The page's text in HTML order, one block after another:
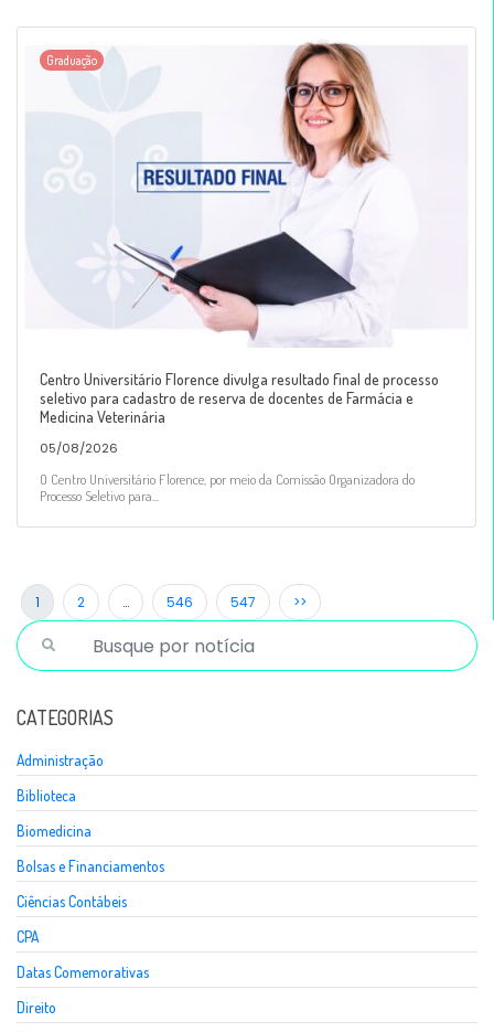
Graduação
Centro Universitário Florence divulga resultado final de processo
seletivo para cadastro de reserva de docentes de Farmácia e
Medicina Veterinária
05/08/2026
O Centro Universitário Florence, por meio da Comissão Organizadora do
Processo Seletivo para...
1 2 … 546 547 >>
CATEGORIAS
Administração
Biblioteca
Biomedicina
Bolsas e Financiamentos
Ciências Contábeis
CPA
Datas Comemorativas
Direito